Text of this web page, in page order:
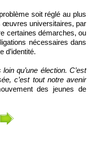
soit réglé au plus
œuvres universitaires, par
certaines démarches, ou
nécessaires dans
d’identité.
qu’une élection. C’est
c’est tout notre avenir
des jeunes de